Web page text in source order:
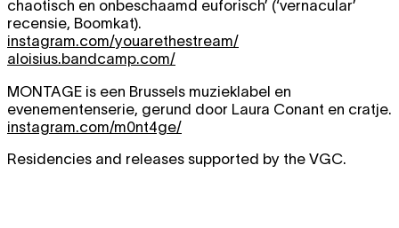
chaotisch en onbeschaamd euforisch’ (‘vernacular’
recensie, Boomkat).
instagram.com/youarethestream/
aloisius.bandcamp.com/
MONTAGE is een Brussels muzieklabel en
evenementenserie, gerund door Laura Conant en cratje.
instagram.com/m0nt4ge/
Residencies and releases supported by the VGC.